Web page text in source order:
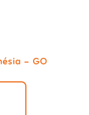
- GO